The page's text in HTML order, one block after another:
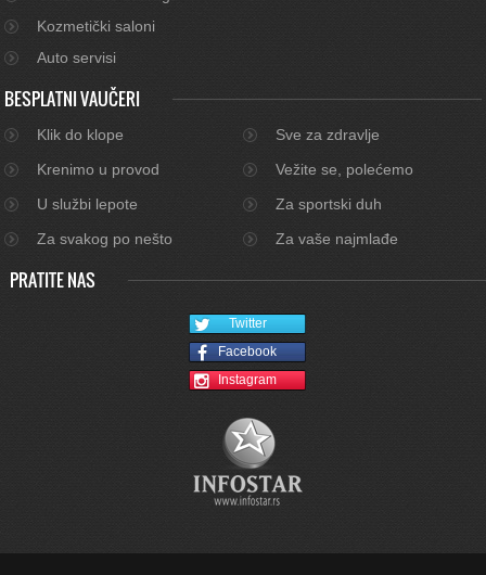
Kozmetički saloni
Auto servisi
BESPLATNI VAUČERI
Klik do klope
Sve za zdravlje
Krenimo u provod
Vežite se, polećemo
U službi lepote
Za sportski duh
Za svakog po nešto
Za vaše najmlađe
PRATITE NAS
Twitter
Facebook
Instagram